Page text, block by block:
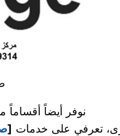
نوفر أيضاً
تعرفي على خدمات [